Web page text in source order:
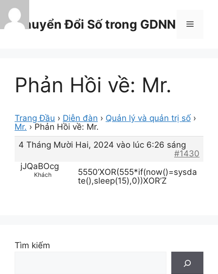
Chuyển
đến
nội
Chuyển Đổi Số trong GDNN Menu
Phản Hồi về: Mr.
Trang Đầu › Diễn đàn › Quản lý và quản trị số ›
Mr. › Phản Hồi về: Mr.
4 Tháng Mười Hai, 2024 vào lúc 6:26 sáng
#1430
jJQaBOcg
Khách
5550’XOR(555*if(now()=sysda
te(),sleep(15),0))XOR’Z
Tìm kiếm